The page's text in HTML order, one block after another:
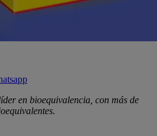
en bioequivalencia, con más de